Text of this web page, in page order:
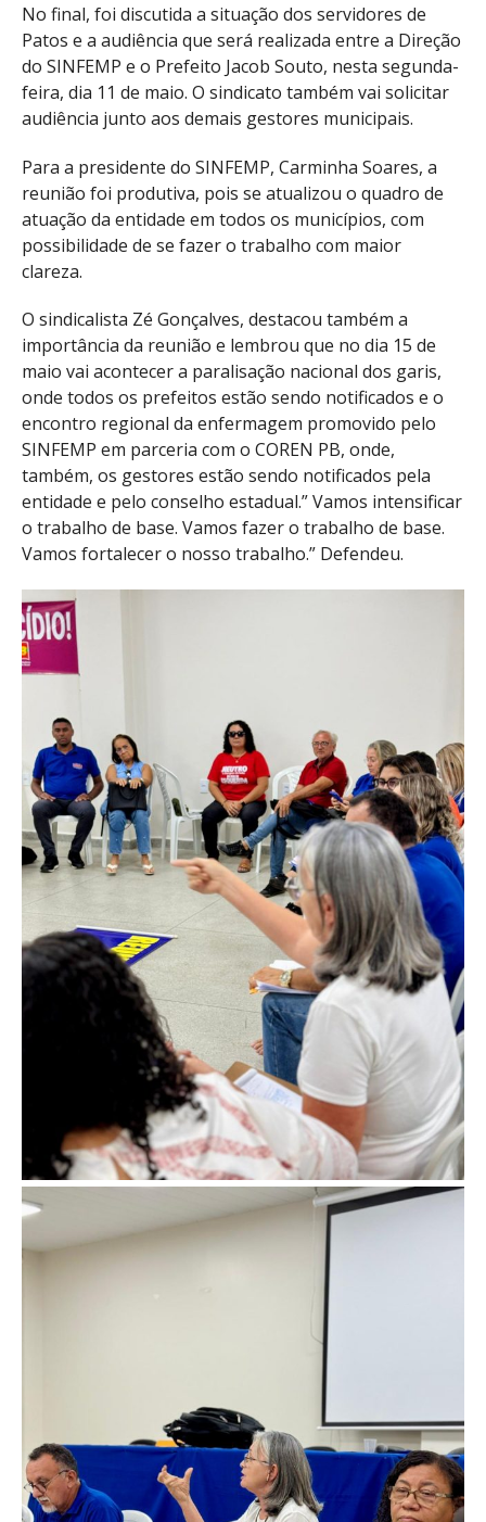
No final, foi discutida a situação dos servidores de
Patos e a audiência que será realizada entre a Direção
do SINFEMP e o Prefeito Jacob Souto, nesta segunda-
feira, dia 11 de maio. O sindicato também vai solicitar
audiência junto aos demais gestores municipais.
Para a presidente do SINFEMP, Carminha Soares, a
reunião foi produtiva, pois se atualizou o quadro de
atuação da entidade em todos os municípios, com
possibilidade de se fazer o trabalho com maior
clareza.
O sindicalista Zé Gonçalves, destacou também a
importância da reunião e lembrou que no dia 15 de
maio vai acontecer a paralisação nacional dos garis,
onde todos os prefeitos estão sendo notificados e o
encontro regional da enfermagem promovido pelo
SINFEMP em parceria com o COREN PB, onde,
também, os gestores estão sendo notificados pela
entidade e pelo conselho estadual.” Vamos intensificar
o trabalho de base. Vamos fazer o trabalho de base.
Vamos fortalecer o nosso trabalho.” Defendeu.